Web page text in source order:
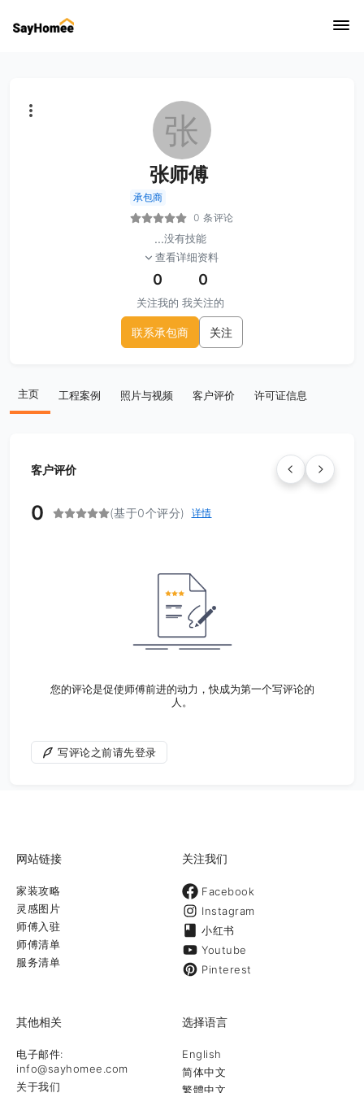
张
张师傅
承包商
0 条评论
...没有技能
查看详细资料
0
关注我的
0
我关注的
联系承包商 关注
主页 工程案例 照片与视频 客户评价 许可证信息
客户评价
0 (基于0个评分) 详情
您的评论是促使师傅前进的动力，快成为第一个写评论的
人。
写评论之前请先登录
网站链接
家装攻略
灵感图片
师傅入驻
师傅清单
服务清单
关注我们
Facebook
Instagram
小红书
Youtube
Pinterest
其他相关
电子邮件:
info@sayhomee.com
关于我们
选择语言
English
简体中文
繁體中文